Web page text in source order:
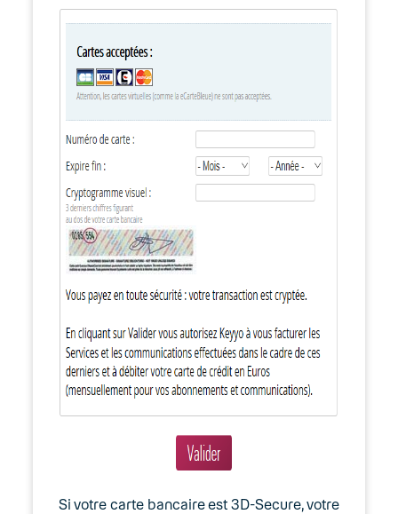
Si votre carte bancaire est 3D-Secure, votre